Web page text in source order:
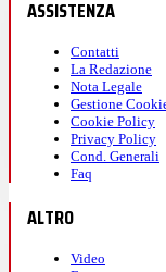
ASSISTENZA
Contatti
La Redazione
Nota Legale
Gestione
Cookie Policy
Privacy Policy
Cond. Generali
Faq
ALTRO
Video